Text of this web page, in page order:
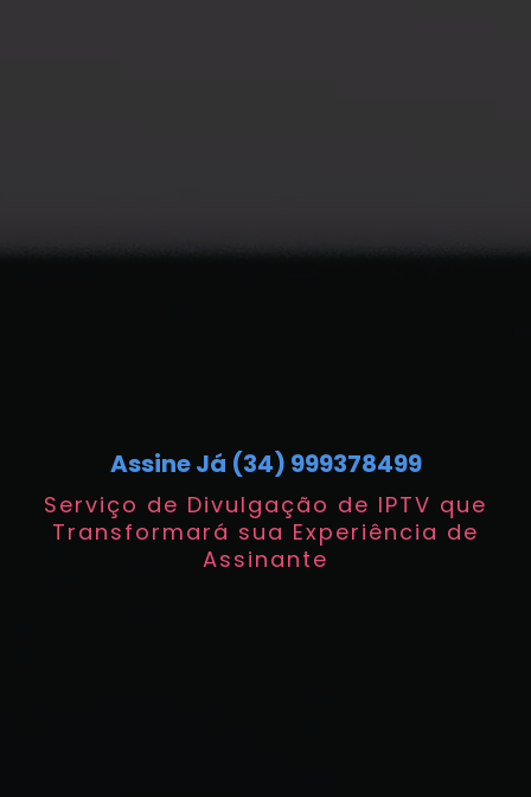
Assine Já (34) 999378499
Serviço de Divulgação de IPTV que
Transformará sua Experiência de
Assinante